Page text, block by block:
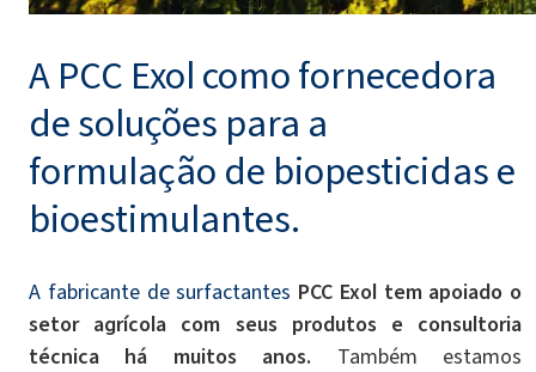
A PCC Exol como fornecedora
de soluções para a
formulação de biopesticidas e
bioestimulantes.
A fabricante de surfactantes PCC Exol tem apoiado o
setor agrícola com seus produtos e consultoria
técnica há muitos anos. Também estamos